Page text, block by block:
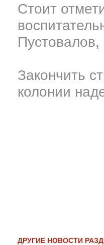
Стоит
Закончить
колонии
ДРУГИЕ НОВОСТИ